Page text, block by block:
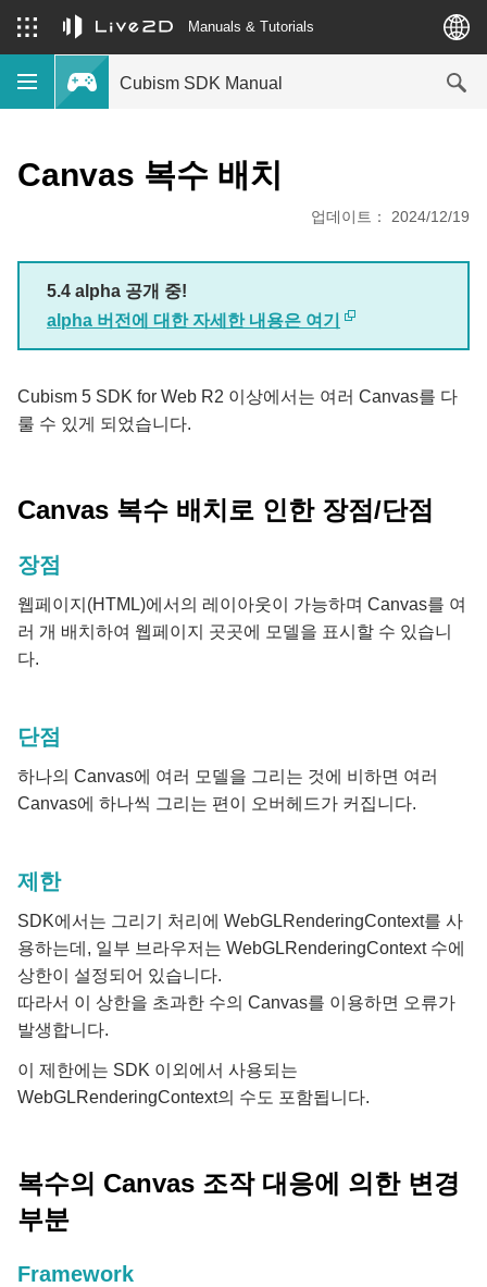
Manuals & Tutorials
Cubism SDK Manual
Canvas 복수 배치
업데이트： 2024/12/19
5.4 alpha 공개 중!
alpha 버전에 대한 자세한 내용은 여기
Cubism 5 SDK for Web R2 이상에서는 여러 Canvas를 다
룰 수 있게 되었습니다.
Canvas 복수 배치로 인한 장점/단점
장점
웹페이지(HTML)에서의 레이아웃이 가능하며 Canvas를 여
러 개 배치하여 웹페이지 곳곳에 모델을 표시할 수 있습니
다.
단점
하나의 Canvas에 여러 모델을 그리는 것에 비하면 여러
Canvas에 하나씩 그리는 편이 오버헤드가 커집니다.
제한
SDK에서는 그리기 처리에 WebGLRenderingContext를 사
용하는데, 일부 브라우저는 WebGLRenderingContext 수에
상한이 설정되어 있습니다.
따라서 이 상한을 초과한 수의 Canvas를 이용하면 오류가
발생합니다.
이 제한에는 SDK 이외에서 사용되는
WebGLRenderingContext의 수도 포함됩니다.
복수의 Canvas 조작 대응에 의한 변경
부분
Framework